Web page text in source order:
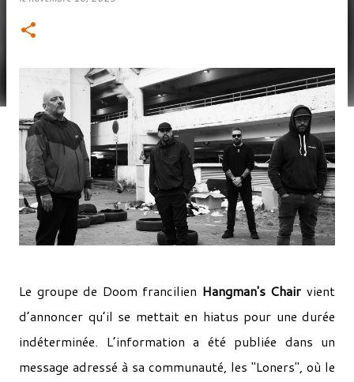
Le groupe de Doom francilien Hangman's Chair vient
d’annoncer qu’il se mettait en hiatus pour une durée
indéterminée. L’information a été publiée dans un
message adressé à sa communauté, les "Loners", où le